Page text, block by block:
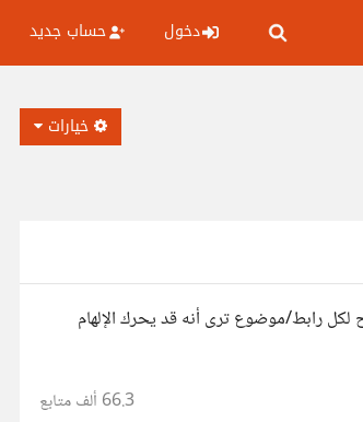
دخول حساب جديد
خيارات
لكل رابط/موضوع ترى أنه قد يحرك الإلهام
66.3 ألف متابع